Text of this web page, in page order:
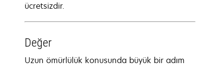
ücretsizdir.
Değer
Uzun ömürlülük konusunda büyük bir adım